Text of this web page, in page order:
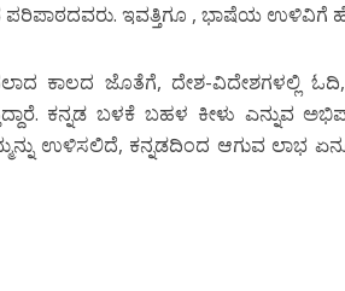
ಪರಿಪಾಠದವರು. ಇವತ್ತಿಗೂ , ಭಾಷೆಯ ಉಳಿವಿಗೆ
ಕಾಲದ ಜೊತೆಗೆ, ದೇಶ-ವಿದೇಶಗಳಲ್ಲಿ
ಕನ್ನಡ ಬಳಕೆ ಬಹಳ ಕೀಳು ಎನ್ನುವ
ಉಳಿಸಲಿದೆ, ಕನ್ನಡದಿಂದ ಆಗುವ ಲಾಭ